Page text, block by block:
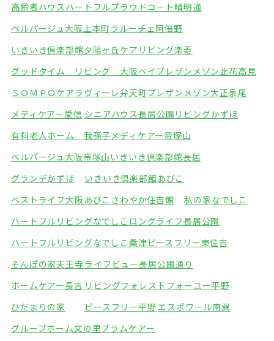
高齢者ハウスハートフルプラウドコート晴明通
ベルパージュ大阪上本町ラルーチェ阿倍野
いきいき倶楽部館夕陽ヶ丘ケアリビング楽寿
グッドタイム リビング 大阪ベイプレザンメゾン此花高見
ＳＯＭＰＯケアラヴィーレ弁天町プレザンメゾン大正泉尾
メディケアー愛信 シニアハウス長居公園 リビングかずほ
有料老人ホーム 我孫子メディケアー帝塚山
ベルパージュ大阪帝塚山いきいき倶楽部館長居
グランデかずほ
いきいき倶楽部館あびこ
ベストライフ大阪あびこ さわやか住吉館
私の家なでしこ
ハートフルリビングなでしこ ロングライフ長居公園
ハートフルリビングなでしこ桑津ピースフリー東住吉
そんぽの家天王寺ライフビュー長居公園通り
ホームケアー長吉 リビングフォレスト フォーユー平野
ひだまりの家
ピースフリー平野エスポワール南巽
グループホーム文の里プラムケアー